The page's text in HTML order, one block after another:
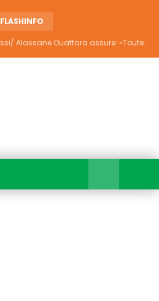
FLASHINFO
Déguerpissements à Koumassi/ Alassane Ouattara assure: «Toutes les responsabilités seront établies et elles donneront lieu aux sanctions prévues par la loi»